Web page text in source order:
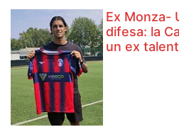
Ex Monza-
difesa: la
un ex